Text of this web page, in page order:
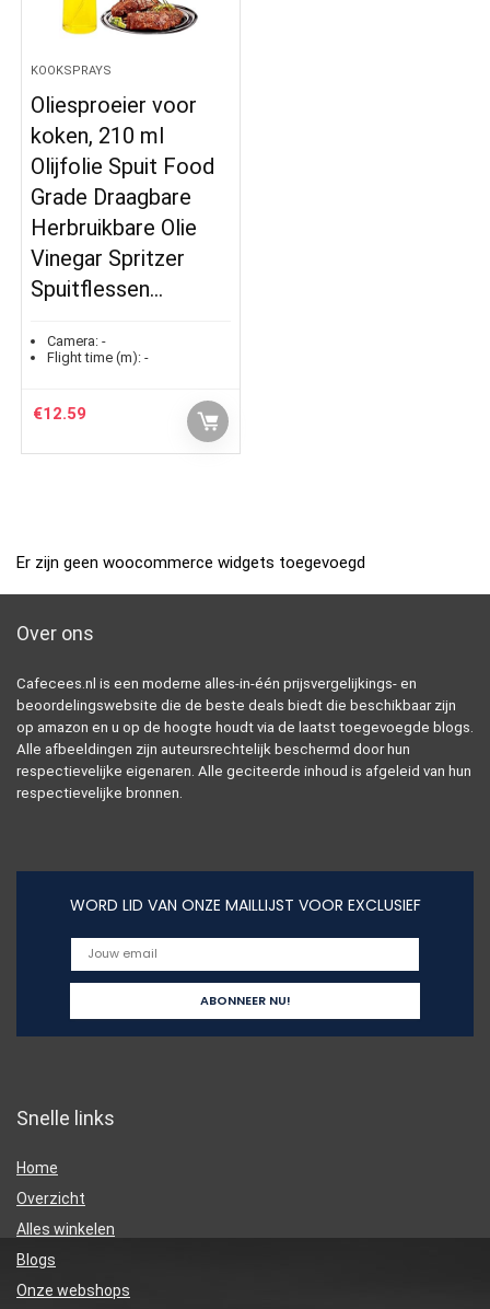
KOOKSPRAYS
Oliesproeier voor
koken, 210 ml
Olijfolie Spuit Food
Grade Draagbare
Herbruikbare Olie
Vinegar Spritzer
Spuitflessen…
Camera: -
Flight time (m): -
€12.59
Er zijn geen woocommerce widgets toegevoegd
Over ons
Cafecees.nl is een moderne alles-in-één prijsvergelijkings- en
beoordelingswebsite die de beste deals biedt die beschikbaar zijn
op amazon en u op de hoogte houdt via de laatst toegevoegde blogs.
Alle afbeeldingen zijn auteursrechtelijk beschermd door hun
respectievelijke eigenaren. Alle geciteerde inhoud is afgeleid van hun
respectievelijke bronnen.
WORD LID VAN ONZE MAILLIJST VOOR EXCLUSIEF
Snelle links
Home
Overzicht
Alles winkelen
Blogs
Onze webshops